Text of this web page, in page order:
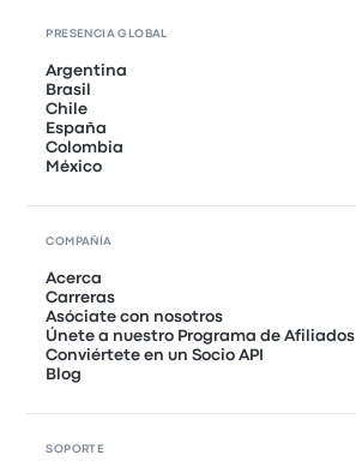
PRESENCIA GLOBAL
Argentina
Brasil
Chile
España
Colombia
México
COMPAÑÍA
Acerca
Carreras
Asóciate con nosotros
Únete a nuestro Programa de Afiliados
Conviértete en un Socio API
Blog
SOPORTE